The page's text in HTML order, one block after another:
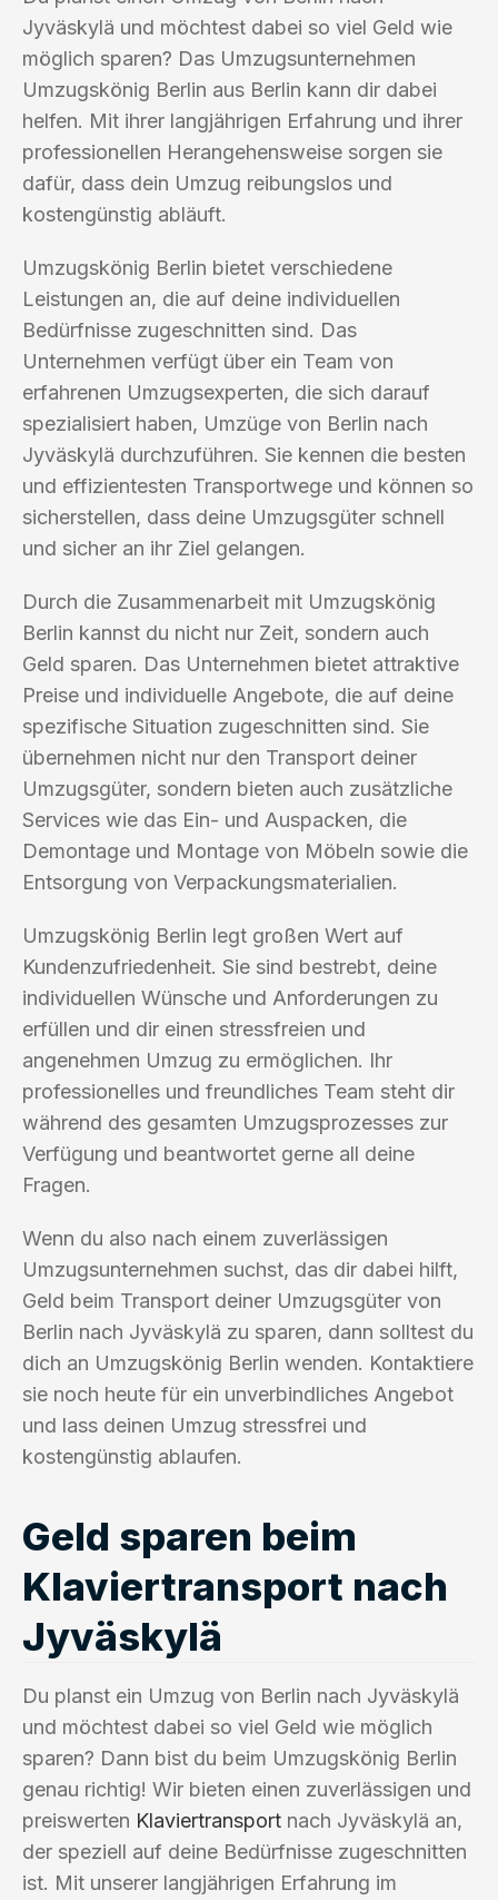
Jyväskylä und möchtest dabei so viel Geld wie
möglich sparen? Das Umzugsunternehmen
Umzugskönig Berlin aus Berlin kann dir dabei
helfen. Mit ihrer langjährigen Erfahrung und ihrer
professionellen Herangehensweise sorgen sie
dafür, dass dein Umzug reibungslos und
kostengünstig abläuft.
Umzugskönig Berlin bietet verschiedene
Leistungen an, die auf deine individuellen
Bedürfnisse zugeschnitten sind. Das
Unternehmen verfügt über ein Team von
erfahrenen Umzugsexperten, die sich darauf
spezialisiert haben, Umzüge von Berlin nach
Jyväskylä durchzuführen. Sie kennen die besten
und effizientesten Transportwege und können so
sicherstellen, dass deine Umzugsgüter schnell
und sicher an ihr Ziel gelangen.
Durch die Zusammenarbeit mit Umzugskönig
Berlin kannst du nicht nur Zeit, sondern auch
Geld sparen. Das Unternehmen bietet attraktive
Preise und individuelle Angebote, die auf deine
spezifische Situation zugeschnitten sind. Sie
übernehmen nicht nur den Transport deiner
Umzugsgüter, sondern bieten auch zusätzliche
Services wie das Ein- und Auspacken, die
Demontage und Montage von Möbeln sowie die
Entsorgung von Verpackungsmaterialien.
Umzugskönig Berlin legt großen Wert auf
Kundenzufriedenheit. Sie sind bestrebt, deine
individuellen Wünsche und Anforderungen zu
erfüllen und dir einen stressfreien und
angenehmen Umzug zu ermöglichen. Ihr
professionelles und freundliches Team steht dir
während des gesamten Umzugsprozesses zur
Verfügung und beantwortet gerne all deine
Fragen.
Wenn du also nach einem zuverlässigen
Umzugsunternehmen suchst, das dir dabei hilft,
Geld beim Transport deiner Umzugsgüter von
Berlin nach Jyväskylä zu sparen, dann solltest du
dich an Umzugskönig Berlin wenden. Kontaktiere
sie noch heute für ein unverbindliches Angebot
und lass deinen Umzug stressfrei und
kostengünstig ablaufen.
Geld sparen beim
Klaviertransport nach
Jyväskylä
Du planst ein Umzug von Berlin nach Jyväskylä
und möchtest dabei so viel Geld wie möglich
sparen? Dann bist du beim Umzugskönig Berlin
genau richtig! Wir bieten einen zuverlässigen und
preiswerten Klaviertransport nach Jyväskylä an,
der speziell auf deine Bedürfnisse zugeschnitten
ist. Mit unserer langjährigen Erfahrung im